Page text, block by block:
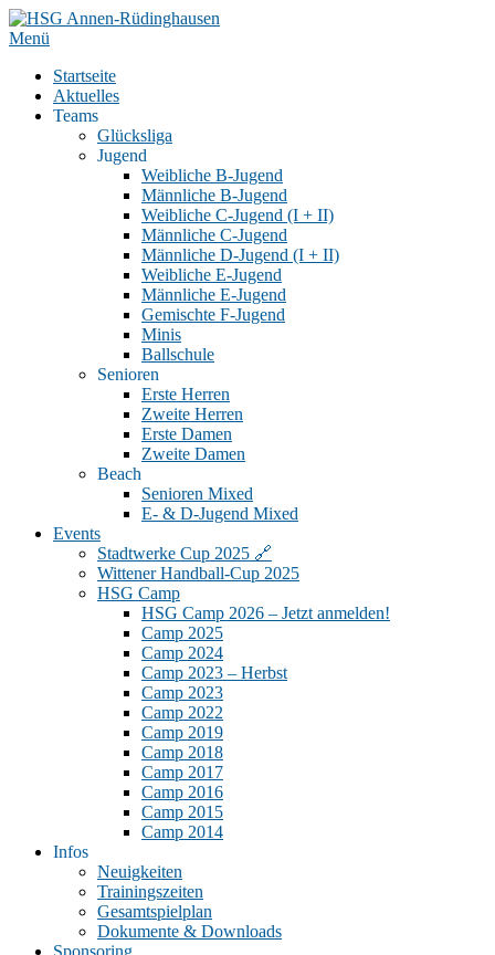
Zum
Inhalt
Menü
Startseite
Aktuelles
Teams
Glücksliga
Jugend
Weibliche B-Jugend
Männliche B-Jugend
Weibliche C-Jugend (I + II)
Männliche C-Jugend
Männliche D-Jugend (I + II)
Weibliche E-Jugend
Männliche E-Jugend
Gemischte F-Jugend
Minis
Ballschule
Senioren
Erste Herren
Zweite Herren
Erste Damen
Zweite Damen
Beach
Senioren Mixed
E- & D-Jugend Mixed
Events
Stadtwerke Cup 2025 🔗
Wittener Handball-Cup 2025
HSG Camp
HSG Camp 2026 – Jetzt anmelden!
Camp 2025
Camp 2024
Camp 2023 – Herbst
Camp 2023
Camp 2022
Camp 2019
Camp 2018
Camp 2017
Camp 2016
Camp 2015
Camp 2014
Infos
Neuigkeiten
Trainingszeiten
Gesamtspielplan
Dokumente & Downloads
Sponsoring